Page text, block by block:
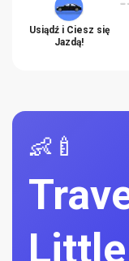
Usiądź i Ciesz się
Jazdą!
👶🍼